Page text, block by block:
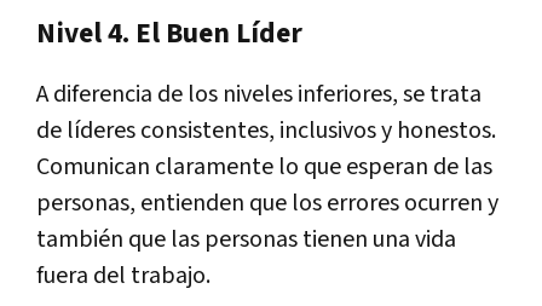
Nivel 4. El Buen Líder
A diferencia de los niveles inferiores, se trata
de líderes consistentes, inclusivos y honestos.
Comunican claramente lo que esperan de las
personas, entienden que los errores ocurren y
también que las personas tienen una vida
fuera del trabajo.